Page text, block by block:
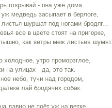
открывай - она уже дома.
уж медведь засыпает в берлоге,
шуршат под ногами бродяг...
все в цвете стоят на пригорке,
как ветры меж листьев шумят.
холодное, утро проморзглое,
на улицах - да, это так.
небо, тучи над городом,
лай бродячих собак.
давно не поёт уж на ветке,